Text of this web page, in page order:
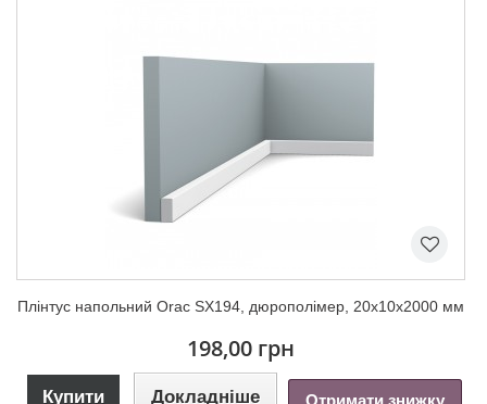
Плінтус напольний Orac SX194, дюрополімер, 20х10х2000 мм
198,00 грн
Купити Докладніше